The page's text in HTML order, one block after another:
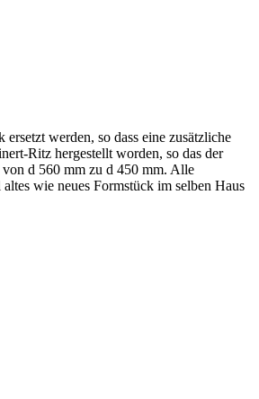
werden, so dass eine zusätz­liche
Ritz herge­stellt worden, so das der
d 560 mm zu d 450 mm. Alle
wie neues Formstück im selben Haus